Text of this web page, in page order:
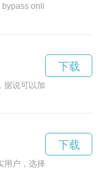
online censorship
说可以加速极夜的到来
下载
户，选择一个好的加速
下载